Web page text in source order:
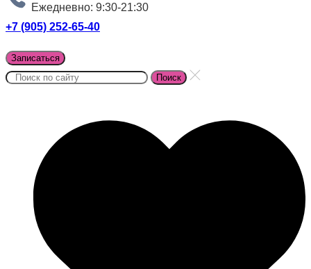
Ежедневно: 9:30-21:30
+7 (905) 252-65-40
Записаться